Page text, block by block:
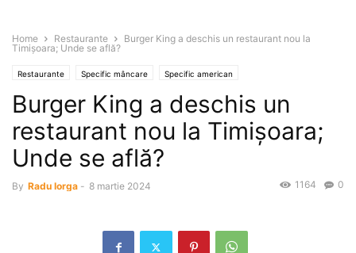
Home Restaurante
Burger King a deschis un restaurant nou la
Timişoara; Unde se află?
Restaurante Specific mâncare Specific american
Burger King a deschis un
restaurant nou la Timişoara;
Unde se află?
By Radu Iorga - 8 martie 2024 0
1164